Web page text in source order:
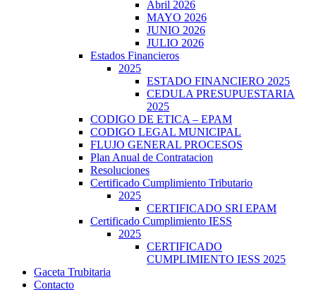
Abril 2026
MAYO 2026
JUNIO 2026
JULIO 2026
Estados Financieros
2025
ESTADO FINANCIERO 2025
CEDULA PRESUPUESTARIA
2025
CODIGO DE ETICA – EPAM
CODIGO LEGAL MUNICIPAL
FLUJO GENERAL PROCESOS
Plan Anual de Contratacion
Resoluciones
Certificado Cumplimiento Tributario
2025
CERTIFICADO SRI EPAM
Certificado Cumplimiento IESS
2025
CERTIFICADO
CUMPLIMIENTO IESS 2025
Gaceta Trubitaria
Contacto